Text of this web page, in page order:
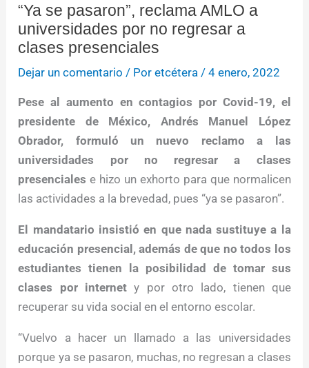
“Ya se pasaron”, reclama AMLO a
universidades por no regresar a
clases presenciales
Dejar un comentario / Poretcétera /4 enero, 2022
Pese al aumento en contagios por Covid-19, el
presidente de México, Andrés Manuel López
Obrador, formuló un nuevo reclamo a las
universidades por no regresar a clases
presenciales e hizo un exhorto para que normalicen
las actividades a la brevedad, pues “ya se pasaron”.
El mandatario insistió en que nada sustituye a la
educación presencial, además de que no todos los
estudiantes tienen la posibilidad de tomar sus
clases por internety por otro lado, tienen que
recuperar su vida social en el entorno escolar.
“Vuelvo a hacer un llamado a las universidades
porque ya se pasaron, muchas, no regresan a clases